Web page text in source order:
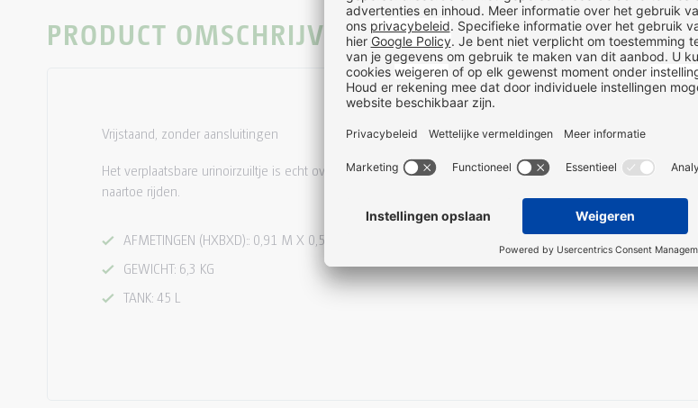
PRODUCT OMSCHRIJVING
Vrijstaand, zonder aansluitingen
Het verplaatsbare urinoirzuiltje is echt overal te plaatsen. Doordat er wieltjes onder zitten kunt u hem overal
naartoe rijden.
AFMETINGEN (HXBXD):: 0,91 M X 0,55 M X 0,29 M
GEWICHT: 6,3 KG
TANK: 45 L